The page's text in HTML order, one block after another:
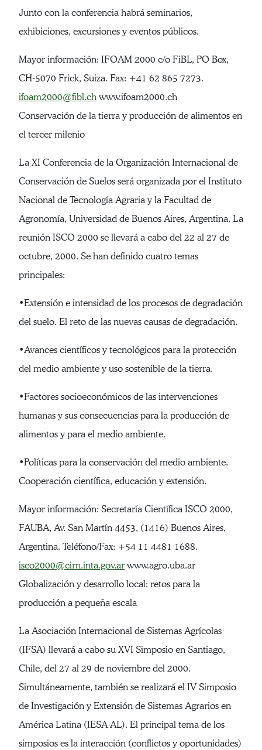
Junto con la conferencia habrá seminarios,
exhibiciones, excursiones y eventos públicos.
Mayor información: IFOAM 2000 c/o FiBL, PO Box,
CH-5070 Frick, Suiza. Fax: +41 62 865 7273.
ifoam2000@fibl.ch www.ifoam2000.ch
Conservación de la tierra y producción de alimentos en
el tercer milenio
La XI Conferencia de la Organización Internacional de
Conservación de Suelos será organizada por el Instituto
Nacional de Tecnología Agraria y la Facultad de
Agronomía, Universidad de Buenos Aires, Argentina. La
reunión ISCO 2000 se llevará a cabo del 22 al 27 de
octubre, 2000. Se han definido cuatro temas
principales:
•Extensión e intensidad de los procesos de degradación
del suelo. El reto de las nuevas causas de degradación.
•Avances científicos y tecnológicos para la protección
del medio ambiente y uso sostenible de la tierra.
•Factores socioeconómicos de las intervenciones
humanas y sus consecuencias para la producción de
alimentos y para el medio ambiente.
•Políticas para la conservación del medio ambiente.
Cooperación científica, educación y extensión.
Mayor información: Secretaría Científica ISCO 2000,
FAUBA, Av. San Martín 4453, (1416) Buenos Aires,
Argentina. Teléfono/Fax: +54 11 4481 1688.
isco2000@cirn.inta.gov.ar www.agro.uba.ar
Globalización y desarrollo local: retos para la
producción a pequeña escala
La Asociación Internacional de Sistemas Agrícolas
(IFSA) llevará a cabo su XVI Simposio en Santiago,
Chile, del 27 al 29 de noviembre del 2000.
Simultáneamente, también se realizará el IV Simposio
de Investigación y Extensión de Sistemas Agrarios en
América Latina (IESA AL). El principal tema de los
simposios es la interacción (conflictos y oportunidades)